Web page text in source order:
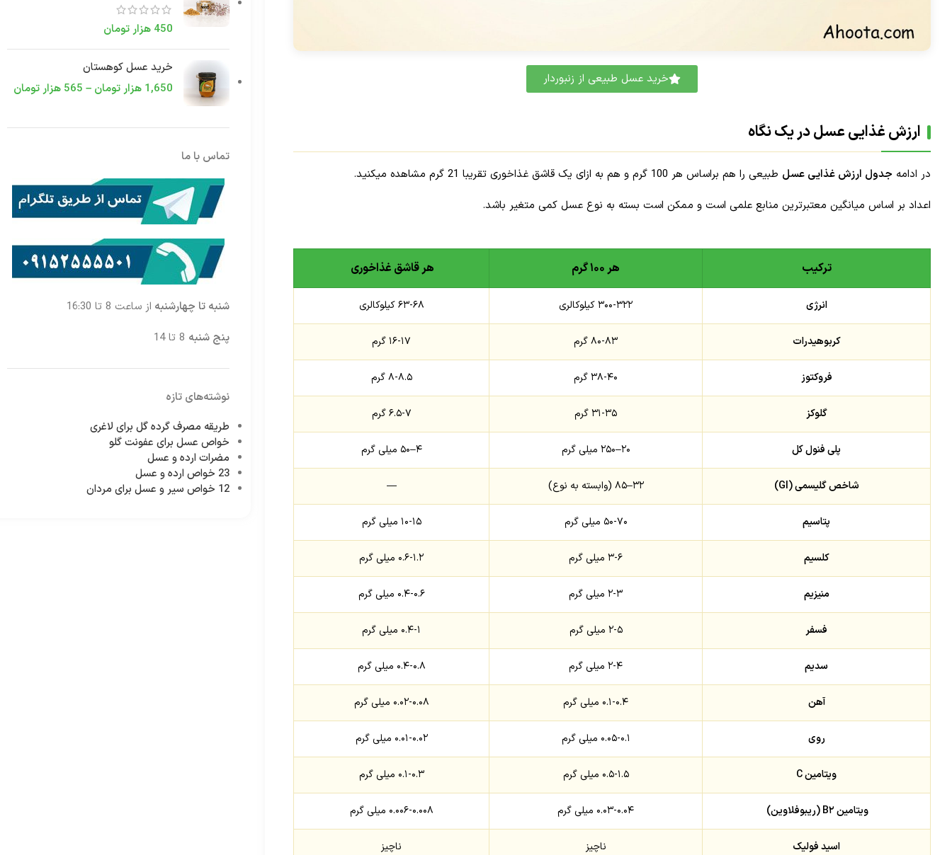
خرید عسل طبیعی از زنبوردار
ارزش غذایی عسل در یک نگاه
در ادامه جدول ارزش غذایی عسل طبیعی را هم براساس هر 100 گرم و هم به ازای یک قاشق غذاخوری تقریبا 21 گرم مشاهده میکنید.
اعداد بر اساس میانگین معتبرترین منابع علمی است و ممکن است بسته به نوع عسل کمی متغیر باشد.
ترکیب هر ۱۰۰ گرم هر قاشق غذاخوری
انرژی ۳۰۰-۳۲۲ کیلوکالری ۶۳-۶۸ کیلوکالری
کربوهیدرات ۸۰-۸۳ گرم ۱۶-۱۷ گرم
فروکتوز ۳۸-۴۰ گرم ۸-۸.۵ گرم
گلوکز ۳۱-۳۵ گرم ۶.۵-۷ گرم
پلی فنول کل ۲۰–۲۵۰ میلی گرم ۴–۵۰ میلی گرم
شاخص گلیسمی (GI) ۳۲–۸۵ (وابسته به نوع) —
پتاسیم ۵۰-۷۰ میلی گرم ۱۰-۱۵ میلی گرم
کلسیم ۳-۶ میلی گرم ۰.۶-۱.۲ میلی گرم
منیزیم ۲-۳ میلی گرم ۰.۴-۰.۶ میلی گرم
فسفر ۲-۵ میلی گرم ۰.۴-۱ میلی گرم
سدیم ۲-۴ میلی گرم ۰.۴-۰.۸ میلی گرم
آهن ۰.۱-۰.۴ میلی گرم ۰.۰۲-۰.۰۸ میلی گرم
روی ۰.۰۵-۰.۱ میلی گرم ۰.۰۱-۰.۰۲ میلی گرم
ویتامین C ۰.۵-۱.۵ میلی گرم ۰.۱-۰.۳ میلی گرم
ویتامین B۲ (ریبوفلاوین) ۰.۰۳-۰.۰۴ میلی گرم ۰.۰۰۶-۰.۰۰۸ میلی گرم
اسید فولیک ناچیز ناچیز
450 هزار تومان
خرید عسل کوهستان
1,650 هزار تومان –
565 هزار تومان
تماس با ما
شنبه تا چهارشنبه از ساعت 8 تا 16:30
پنج شنبه
نوشته‌های تازه
طریقه مصرف گرده گل برای لاغری
خواص عسل برای عفونت گلو
مضرات ارده و عسل
23 خواص ارده و عسل
12 خواص سیر و عسل برای مردان